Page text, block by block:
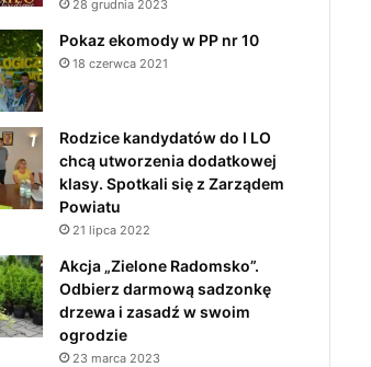
28 grudnia 2023
Pokaz ekomody w PP nr 10
18 czerwca 2021
Rodzice kandydatów do I LO
chcą utworzenia dodatkowej
klasy. Spotkali się z Zarządem
Powiatu
21 lipca 2022
Akcja „Zielone Radomsko”.
Odbierz darmową sadzonkę
drzewa i zasadź w swoim
ogrodzie
23 marca 2023